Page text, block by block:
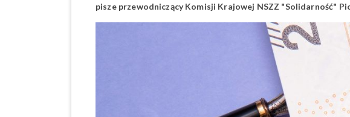
pisze przewodniczący Komisji Krajowej NSZZ "Solidarność"